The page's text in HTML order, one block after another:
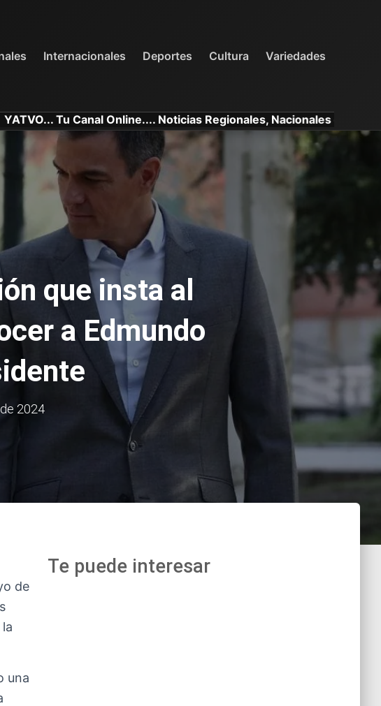
Internacionales Deportes Cultura Variedades
Canal Online.... Noticias Regionales, Nacionales e Internacionales.
que insta al
a Edmundo
2024
de
una
Te puede interesar